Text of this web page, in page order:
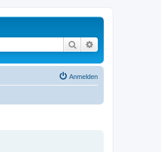
Suche
Anmelden